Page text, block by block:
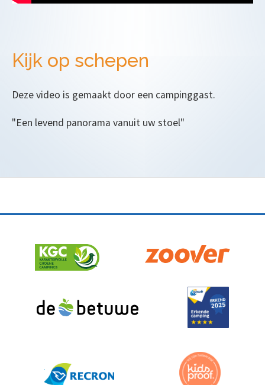
Kijk op schepen
Deze video is gemaakt door een campinggast.
"Een levend panorama vanuit uw stoel"